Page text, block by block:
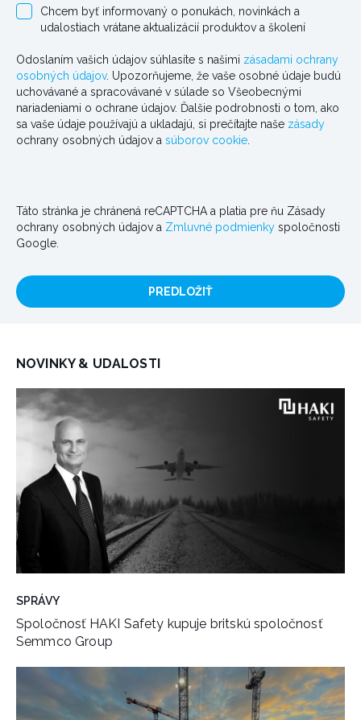
Chcem byť informovaný o ponukách, novinkách a
udalostiach vrátane aktualizácií produktov a školení
Odoslaním vašich údajov súhlasíte s našimi zásadami ochrany
osobných údajov. Upozorňujeme, že vaše osobné údaje budú
uchovávané a spracovávané v súlade so Všeobecnými
nariadeniami o ochrane údajov. Ďalšie podrobnosti o tom, ako
sa vaše údaje používajú a ukladajú, si prečítajte naše zásady
ochrany osobných údajov a súborov cookie
Táto stránka je chránená reCAPTCHA a platia pre ňu Zásady
ochrany osobných údajov a Zmluvné podmienky spoločnosti
Google.
PREDLOŽIŤ
NOVINKY & UDALOSTI
SPRÁVY
Spoločnosť HAKI Safety kupuje britskú spoločnosť
Semmco Group